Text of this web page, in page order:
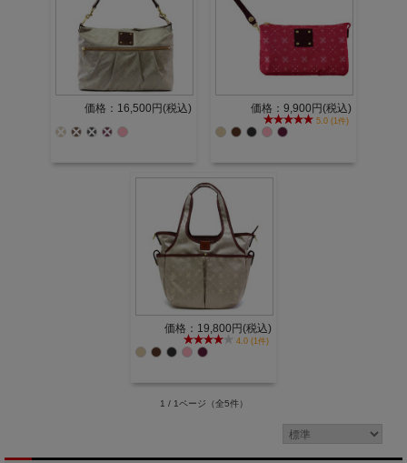
価格：16,500円(税込) 価格：9,900円(税込)
5.0 (1件)
価格：19,800円(税込)
4.0 (1件)
1 / 1ページ （全5件）